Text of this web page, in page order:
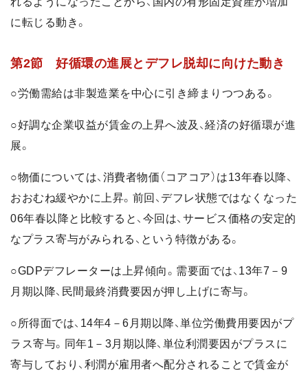
に転じる動き。
第2節 好循環の進展とデフレ脱却に向けた動き
○労働需給は非製造業を中心に引き締まりつつある。
○好調な企業収益が賃金の上昇へ波及、経済の好循環が進
展。
○物価については、消費者物価（コアコア）は13年春以降、
おおむね緩やかに上昇。前回、デフレ状態ではなくなった
06年春以降と比較すると、今回は、サービス価格の安定的
なプラス寄与がみられる、という特徴がある。
○GDPデフレーターは上昇傾向。需要面では、13年7－9
月期以降、民間最終消費要因が押し上げに寄与。
○所得面では、14年4－6月期以降、単位労働費用要因がプ
ラス寄与。同年1－3月期以降、単位利潤要因がプラスに
寄与しており、利潤が雇用者へ配分されることで賃金が